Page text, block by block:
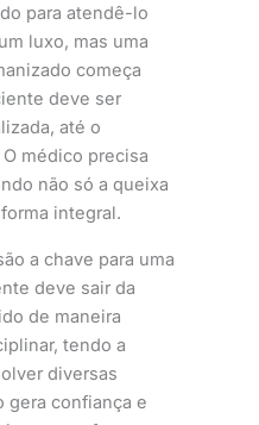
para atendê-lo
luxo, mas uma
começa
deve ser
até o
médico precisa
não só a queixa
integral.
a chave para uma
deve sair da
de maneira
tendo a
diversas
gera confiança e